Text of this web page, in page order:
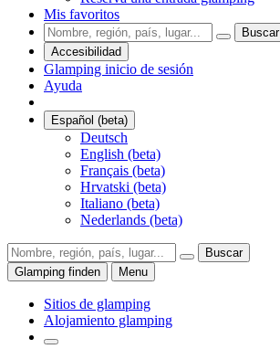
Mis favoritos
Buscar
Accesibilidad
Glamping inicio de sesión
Ayuda
Español (beta)
Deutsch
English (beta)
Français (beta)
Hrvatski (beta)
Italiano (beta)
Nederlands (beta)
Buscar
Glamping finden
Menu
Sitios de glamping
Alojamiento glamping